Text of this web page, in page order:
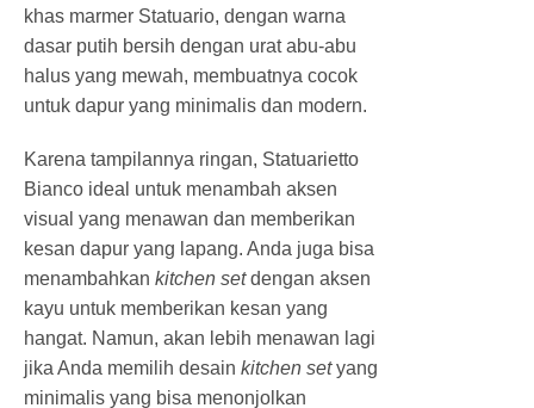
khas marmer Statuario, dengan warna
dasar putih bersih dengan urat abu-abu
halus yang mewah, membuatnya cocok
untuk dapur yang minimalis dan modern.
Karena tampilannya ringan, Statuarietto
Bianco ideal untuk menambah aksen
visual yang menawan dan memberikan
kesan dapur yang lapang. Anda juga bisa
menambahkan kitchen setdengan aksen
kayu untuk memberikan kesan yang
hangat. Namun, akan lebih menawan lagi
jika Anda memilih desain kitchen setyang
minimalis yang bisa menonjolkan